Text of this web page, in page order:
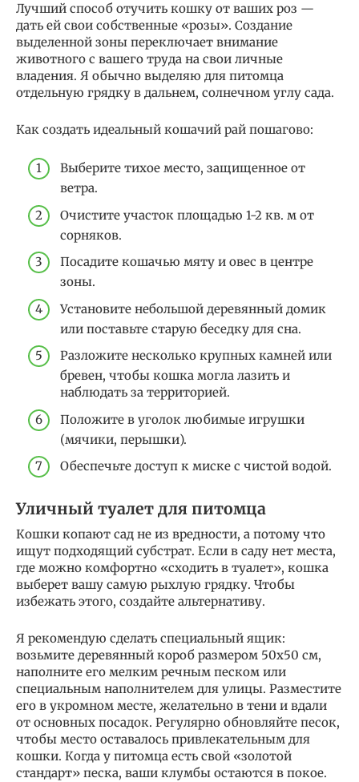
Лучший способ отучить кошку от ваших роз —
дать ей свои собственные «розы». Создание
выделенной зоны переключает внимание
животного с вашего труда на свои личные
владения. Я обычно выделяю для питомца
отдельную грядку в дальнем, солнечном углу сада.
Как создать идеальный кошачий рай пошагово:
Выберите тихое место, защищенное от
ветра.
Очистите участок площадью 1-2 кв. м от
сорняков.
Посадите кошачью мяту и овес в центре
зоны.
Установите небольшой деревянный домик
или поставьте старую беседку для сна.
Разложите несколько крупных камней или
бревен, чтобы кошка могла лазить и
наблюдать за территорией.
Положите в уголок любимые игрушки
(мячики, перышки).
Обеспечьте доступ к миске с чистой водой.
Уличный туалет для питомца
Кошки копают сад не из вредности, а потому что
ищут подходящий субстрат. Если в саду нет места,
где можно комфортно «сходить в туалет», кошка
выберет вашу самую рыхлую грядку. Чтобы
избежать этого, создайте альтернативу.
Я рекомендую сделать специальный ящик:
возьмите деревянный короб размером 50х50 см,
наполните его мелким речным песком или
специальным наполнителем для улицы. Разместите
его в укромном месте, желательно в тени и вдали
от основных посадок. Регулярно обновляйте песок,
чтобы место оставалось привлекательным для
кошки. Когда у питомца есть свой «золотой
стандарт» песка, ваши клумбы остаются в покое.